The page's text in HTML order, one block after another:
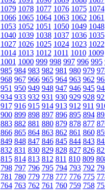
1079 1078 1077 1076 1075 1074
1066 1065 1064 1063 1062 1061
1053 1052 1051 1050 1049 1048
1040 1039 1038 1037 1036 1035
1027 1026 1025 1024 1023 1022
1014 1013 1012 1011 1010 1009
1001 1000 999 998 997 996 995
985 984 983 982 981 980 979
968 967 966 965 964 963 962
951 950 949 948 947 946 945
934 933 932 931 930 929 928
917 916 915 914 913 912 911
900 899 898 897 896 895 894
883 882 881 880 879 878 877
866 865 864 863 862 861 860
849 848 847 846 845 844 843
832 831 830 829 828 827 826
815 814 813 812 811 810 809
798 797 796 795 794 793 792
781 780 779 778 777 776 775
764 763 762 761 760 759 758